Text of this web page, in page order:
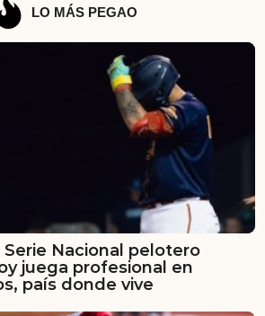
LO MÁS PEGAO
Serie Nacional pelotero
juega profesional en
país donde vive